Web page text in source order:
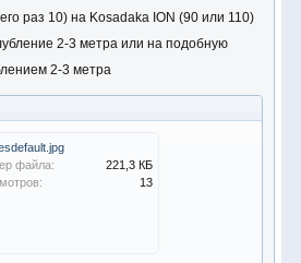
раз 10) на Kosadaka ION (90 или 110)
2-3 метра или на подобную
2-3 метра
файла:
221,3 КБ
13